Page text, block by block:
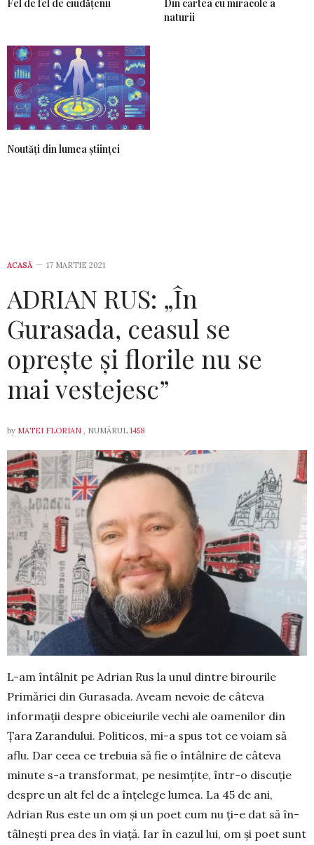
Fel de fel de ciudățenii
Din cartea cu miracole a
naturii
Noutăți din lumea științei
ACASĂ 17 MARTIE 2021
ADRIAN RUS: „În
Gurasada, ceasul se
oprește și florile nu se
mai vestejesc”
by MATEI FLORIAN , NUMĂRUL 1458
L-am întâlnit pe Adrian Rus la unul dintre birourile
Primăriei din Gurasada. Aveam nevoie de câteva
informații despre obi­ce­iurile vechi ale oamenilor din
Țara Zarandului. Politicos, mi-a spus tot ce voiam să
aflu. Dar ceea ce trebuia să fie o întâlnire de câteva
minute s-a trans­format, pe nesimțite, într-o discuție
despre un alt fel de a înțelege lumea. La 45 de ani,
Adrian Rus este un om și un poet cum nu ți-e dat să în­
tâlnești prea des în viață. Iar în cazul lui, om şi poet sunt